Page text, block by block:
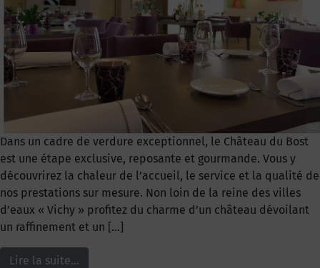
Dans un cadre de verdure exceptionnel, le Château du Bost
est une étape exclusive, reposante et gourmande. Vous y
découvrirez la chaleur de l’accueil, le service et la qualité de
nos prestations sur mesure. Non loin de la reine des villes
d’eaux « Vichy » profitez du charme d’un château dévoilant
un raffinement et un […]
Lire la suite…